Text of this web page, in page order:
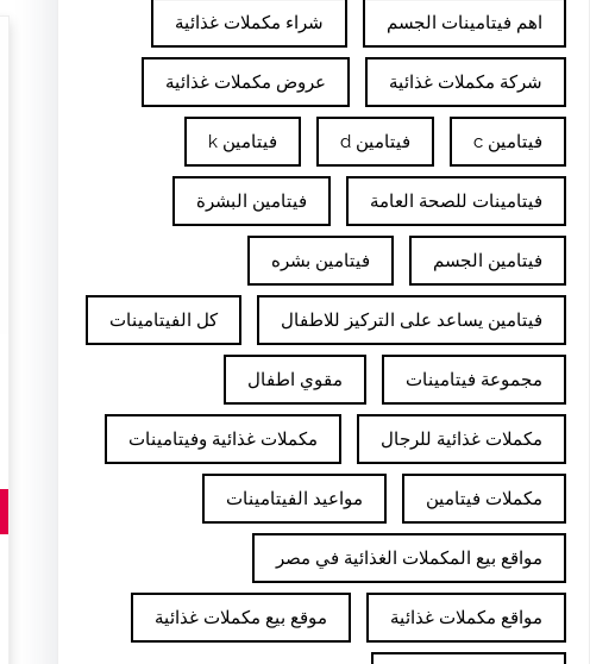
اهم فيتامينات الجسم شراء مكملات غذائية
شركة مكملات غذائية عروض مكملات غذائية
فيتامين c فيتامين d فيتامين k
فيتامينات للصحة العامة فيتامين البشرة
فيتامين الجسم فيتامين بشره
فيتامين يساعد على التركيز للاطفال كل الفيتامينات
مجموعة فيتامينات مقوي اطفال
مكملات غذائية للرجال مكملات غذائية وفيتامينات
مكملات فيتامين مواعيد الفيتامينات
مواقع بيع المكملات الغذائية في مصر
مواقع مكملات غذائية موقع بيع مكملات غذائية